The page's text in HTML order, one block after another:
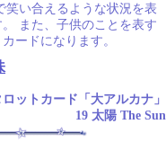
笑い合えるような状況を表
また、子供のことを表す
ードになります。
ロットカード「大アルカナ」
19 太陽 The Sun